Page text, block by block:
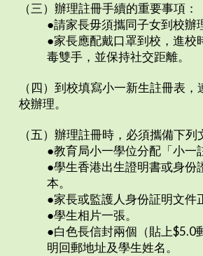
（三）辦理註冊手續的重要事項：
●請家長毋須攜同子女到校辦
●家長應配戴口罩到校，進校
毒雙手，並保持社交距離。
（四）到校填寫小一新生註冊表
校辦理。
（五）辦理註冊時，必須攜備下列
●教育局小一學位分配「小一
●學生香港出生證明書或身份
本。
●家長或監護人身份証明文件
●學生相片一張。
●白色長信封兩個（貼上$5.0
明回郵地址及學生姓名。